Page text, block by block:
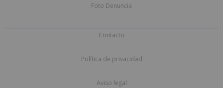
Foto Denuncia
Contacto
Política de privacidad
Aviso legal